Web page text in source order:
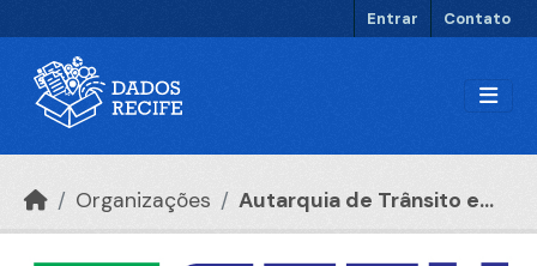
Entrar Contato
Organizações Autarquia de Trânsito e...